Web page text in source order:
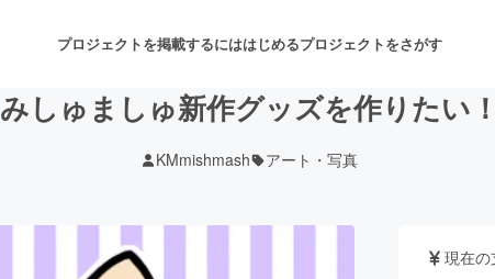
プロジェクトを掲載するにははじめるプロジェクトをさがす
舞台・パフォーマンス
みしゅましゅ新作グッズを作りたい
KMmishmash アート・写真
現在